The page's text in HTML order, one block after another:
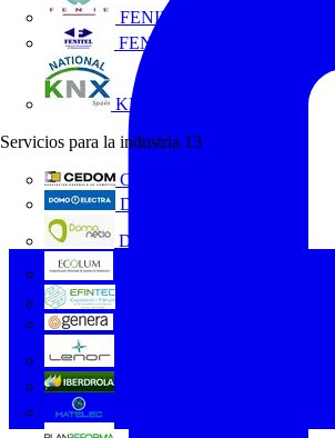
FENIE
FENITEL
KNX España
Servicios para la industria 13
CEDOM
Domo Electra
Domonetio